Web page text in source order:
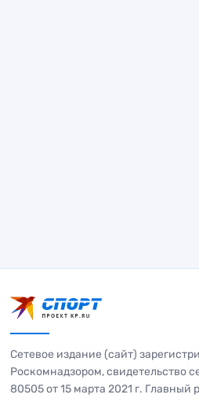
Сетевое издание (сайт)
Роскомнадзором, свидетельство
80505 от 15 марта 2021 г. Главный